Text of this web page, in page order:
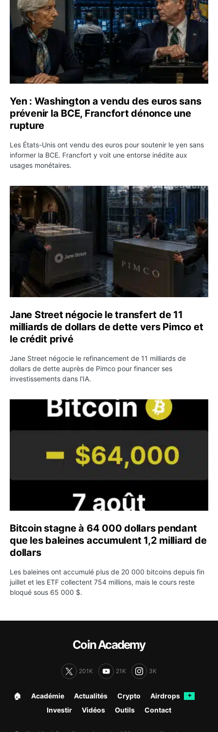
Yen : Washington a vendu des euros sans
prévenir la BCE, Francfort dénonce une
rupture
Les États-Unis ont vendu des euros pour soutenir le yen sans
informer la BCE. Francfort y voit une entorse inédite aux
usages monétaires.
Jane Street négocie le transfert de 11 milliards de
Jane Street négocie le transfert de 11
milliards de dollars de dette vers Pimco et
le crédit privé
Jane Street négocie le refinancement de 11 milliards de
dollars de dette auprès de Pimco pour financer ses
investissements dans l'IA.
Bitcoin stagne à 64 000 dollars pendant que les
Bitcoin stagne à 64 000 dollars pendant
que les baleines accumulent 1,2 milliard de
dollars
Les baleines ont accumulé plus de 20 000 bitcoins depuis fin
juillet et les ETF collectent 754 millions, mais le cours reste
bloqué sous 65 000 $.
Coin Academy
201K 21K 3K
🏠︎ Académie Actualités Crypto Airdrops ✦
Investir Vidéos Outils Contact